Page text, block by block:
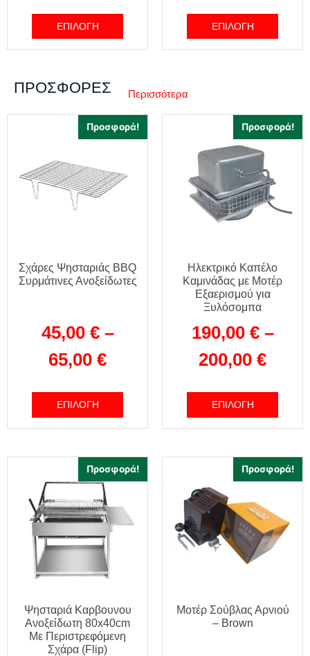
ΕΠΙΛΟΓΉ ΕΠΙΛΟΓΉ
ΠΡΟΣΦΟΡΈΣ Περισσότερα
Προσφορά!
Σχάρες Ψησταριάς BBQ
Συρμάτινες Ανοξείδωτες
45,00 € –
65,00 €
ΕΠΙΛΟΓΉ
Προσφορά!
Ηλεκτρικό Καπέλο
Καμινάδας με Μοτέρ
Εξαερισμού για
Ξυλόσομπα
190,00 € –
200,00 €
ΕΠΙΛΟΓΉ
Προσφορά!
Ψησταριά Καρβουνου
Ανοξείδωτη 80x40cm
Με Περιστρεφόμενη
Σχάρα (Flip)
Προσφορά!
Μοτέρ Σούβλας Αρνιού
– Brown